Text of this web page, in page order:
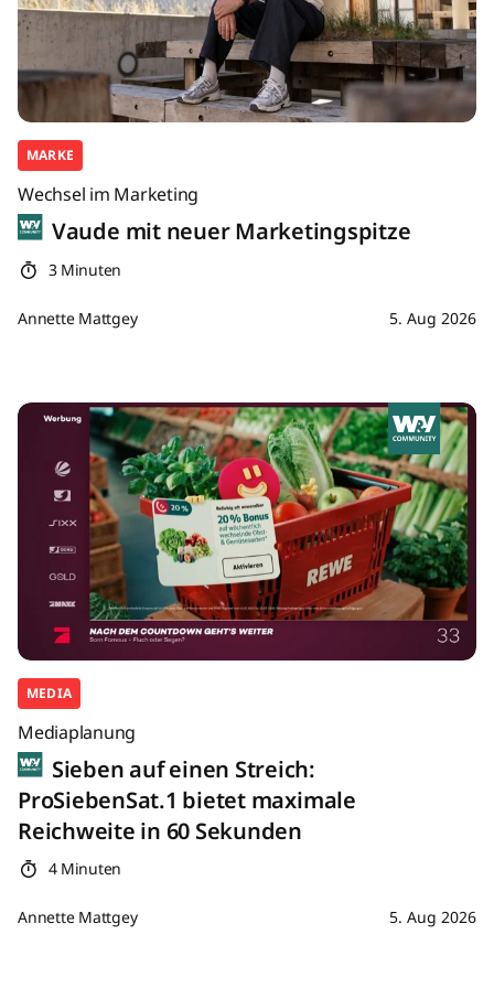
MARKE
Wechsel im Marketing
Vaude mit neuer Marketingspitze
3 Minuten
Annette Mattgey 5. Aug 2026
MEDIA
Mediaplanung
Sieben auf einen Streich:
ProSiebenSat.1 bietet maximale
Reichweite in 60 Sekunden
4 Minuten
Annette Mattgey 5. Aug 2026